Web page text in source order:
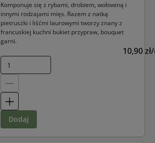
Komponuje się z rybami, drobiem, wołowiną i
innymi rodzajami mięs. Razem z natką
pietruszki i liśćmi laurowymi tworzy znany z
francuskiej kuchni bukiet przypraw, bouquet
garni.
10,90
dodaj